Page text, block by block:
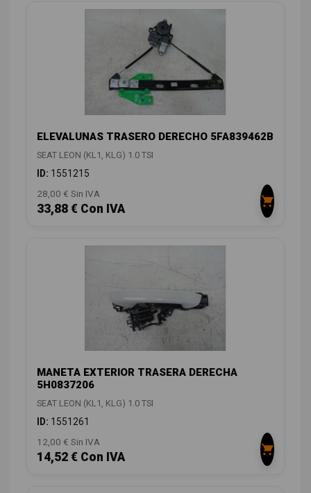
ELEVALUNAS TRASERO DERECHO 5FA839462B
SEAT LEON (KL1, KLG) 1.0 TSI
ID: 1551215
28,00 € Sin IVA
33,88 € Con IVA
MANETA EXTERIOR TRASERA DERECHA
5H0837206
SEAT LEON (KL1, KLG) 1.0 TSI
ID: 1551261
12,00 € Sin IVA
14,52 € Con IVA